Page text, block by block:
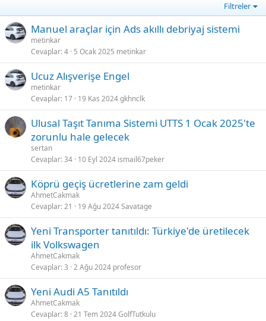
Filtreler
Manuel araçlar için Ads akıllı debriyaj sistemi
metinkar
Cevaplar 4 5 Ocak 2025 metinkar
Ucuz Alışverişe Engel
metinkar
Cevaplar 17 19 Kas 2024gkhnclk
Ulusal Taşıt Tanıma Sistemi UTTS 1 Ocak 2025'te
zorunlu hale gelecek
sertan
Cevaplar 34 10 Eyl 2024 ismail67peker
Köprü geçiş ücretlerine zam geldi
AhmetCakmak
Cevaplar 21 19 Ağu 2024Savatage
Yeni Transporter tanıtıldı: Türkiye'de üretilecek
ilk Volkswagen
AhmetCakmak
Cevaplar 3 2 Ağu 2024 profesor
Yeni Audi A5 Tanıtıldı
AhmetCakmak
Cevaplar 8 21 Tem 2024GolfTutkulu